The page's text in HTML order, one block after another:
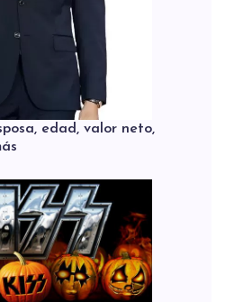
edad, valor neto,